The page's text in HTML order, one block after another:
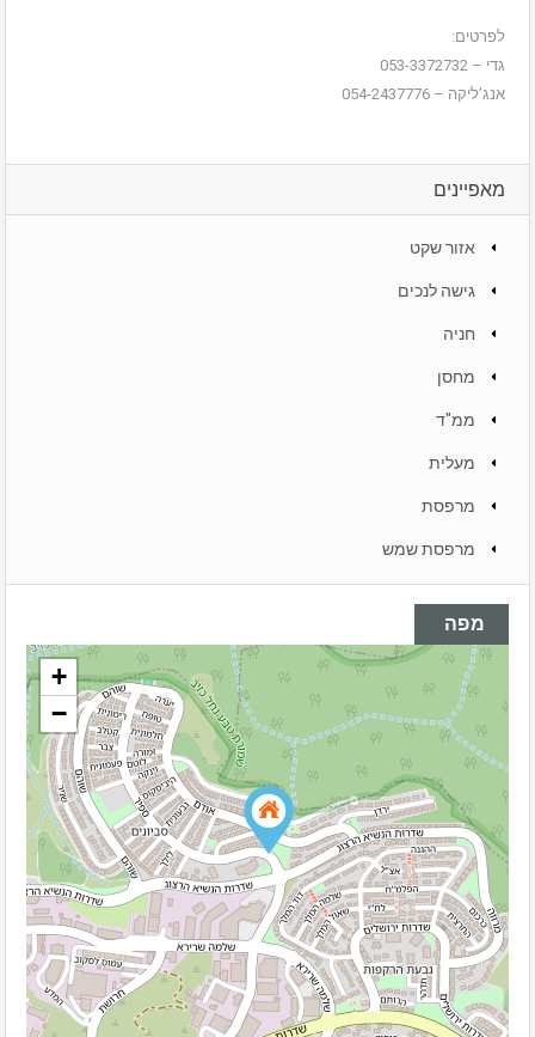
לפרטים:
גדי – 053-3372732
אנג’ליקה – 054-2437776
מאפיינים
אזור שקט
גישה לנכים
חניה
מחסן
ממ"ד
מעלית
מרפסת
מרפסת שמש
מפה
+
−